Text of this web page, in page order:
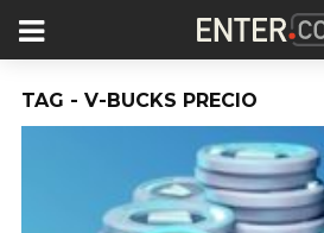
TAG - V-BUCKS PRECIO